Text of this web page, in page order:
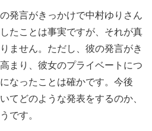
発言がきっかけで中村ゆりさん
たことは事実ですが、それが真
ません。ただし、彼の発言がき
まり、彼女のプライベートにつ
なったことは確かです。今後
てどのような発表をするのか、
です。